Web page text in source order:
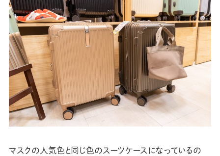
マスクの人気色と同じ色のスーツケースになっているの